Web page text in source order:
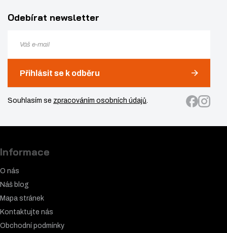
Odebírat newsletter
Přihlásit se k odběru
Souhlasím se zpracováním osobních údajů.
Informace
O nás
Náš blog
Mapa stránek
Kontaktujte nás
Obchodní podmínky